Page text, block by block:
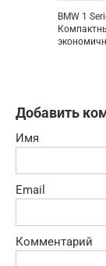
BMW 1
Добавить
Имя
Email
Комментарий